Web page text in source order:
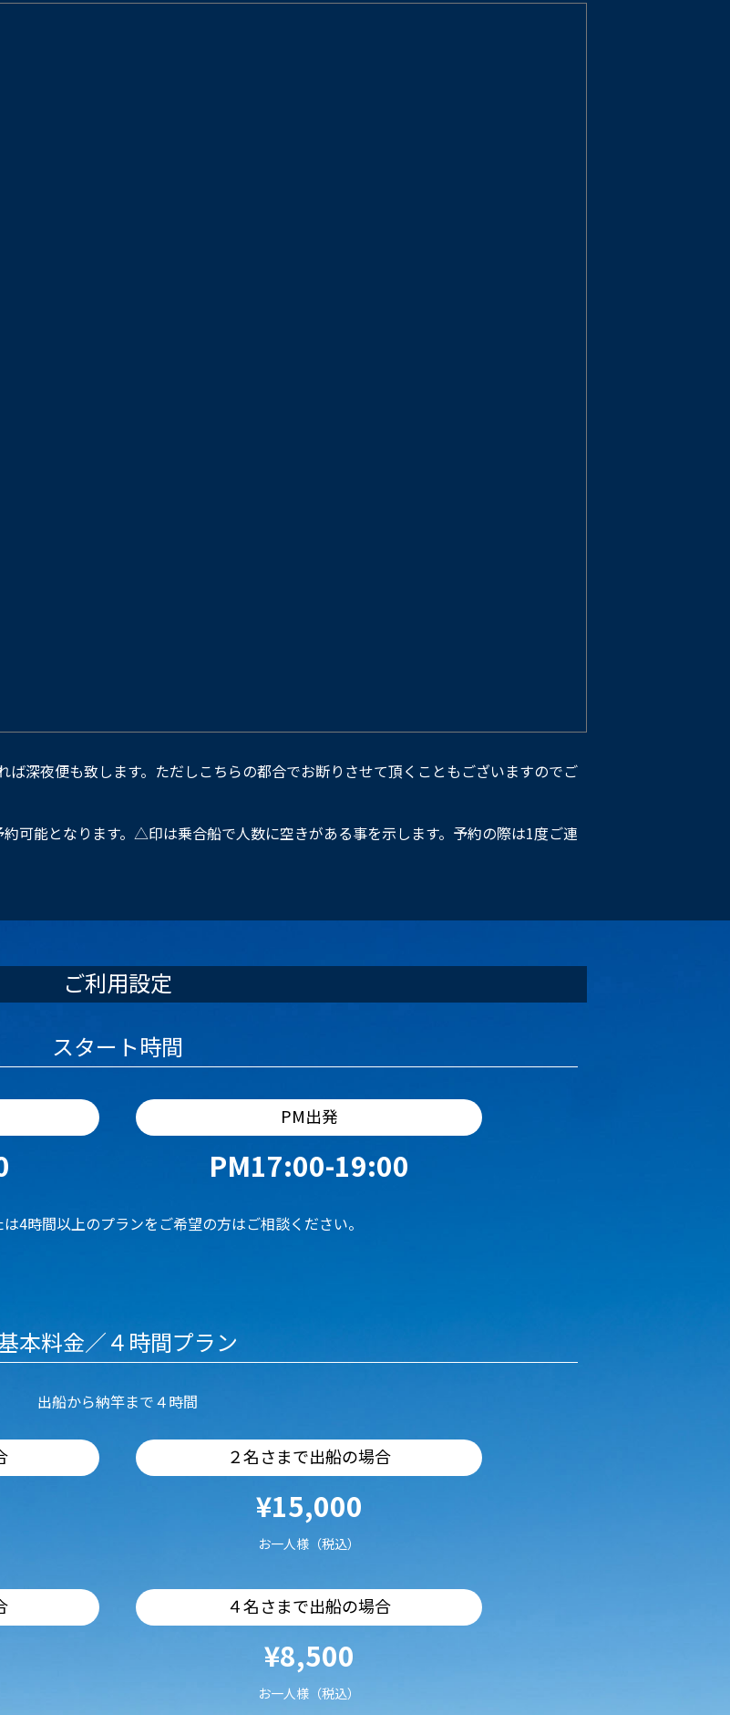
ば深夜便も致します。ただしこちらの都合でお断りさせて頂くこともございますのでご
可能となります。△印は乗合船で人数に空きがある事を示します。予約の際は1度ご連
ご利用設定
スタート時間
PM出発
PM17:00-19:00
4時間以上のプランをご希望の方はご相談ください。
本料金／４時間プラン
出船から納竿まで４時間
２名さまで出船の場合
¥15,000
お一人様（税込）
４名さまで出船の場合
¥8,500
お一人様（税込）